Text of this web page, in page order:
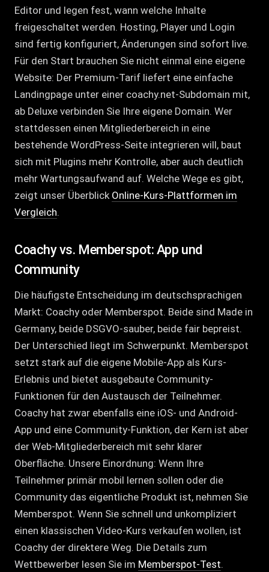
Editor und legen fest, wann welche Inhalte
freigeschaltet werden. Hosting, Player und Login
sind fertig konfiguriert, Änderungen sind sofort live.
Für den Start brauchen Sie nicht einmal eine eigene
Website: Der Premium-Tarif liefert eine einfache
Landingpage unter einer coachy.net-Subdomain mit,
ab Deluxe verbinden Sie Ihre eigene Domain. Wer
stattdessen einen Mitgliederbereich in eine
bestehende WordPress-Seite integrieren will, baut
sich mit Plugins mehr Kontrolle, aber auch deutlich
mehr Wartungsaufwand auf. Welche Wege es gibt,
zeigt unser Überblick Online-Kurs-Plattformen im
Vergleich.
Coachy vs. Memberspot: App und
Community
Die häufigste Entscheidung im deutschsprachigen
Markt: Coachy oder Memberspot. Beide sind Made in
Germany, beide DSGVO-sauber, beide fair bepreist.
Der Unterschied liegt im Schwerpunkt. Memberspot
setzt stark auf die eigene Mobile-App als Kurs-
Erlebnis und bietet ausgebaute Community-
Funktionen für den Austausch der Teilnehmer.
Coachy hat zwar ebenfalls eine iOS- und Android-
App und eine Community-Funktion, der Kern ist aber
der Web-Mitgliederbereich mit sehr klarer
Oberfläche. Unsere Einordnung: Wenn Ihre
Teilnehmer primär mobil lernen sollen oder die
Community das eigentliche Produkt ist, nehmen Sie
Memberspot. Wenn Sie schnell und unkompliziert
einen klassischen Video-Kurs verkaufen wollen, ist
Coachy der direktere Weg. Die Details zum
Wettbewerber lesen Sie im Memberspot-Test.